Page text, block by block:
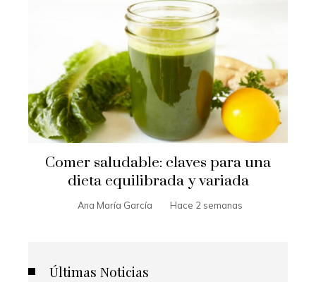
Comer saludable: claves para una
dieta equilibrada y variada
Ana María García Hace 2 semanas
Últimas Noticias